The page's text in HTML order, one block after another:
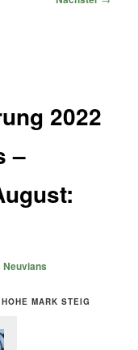
2022
–
Neuvians
MARK STEIG